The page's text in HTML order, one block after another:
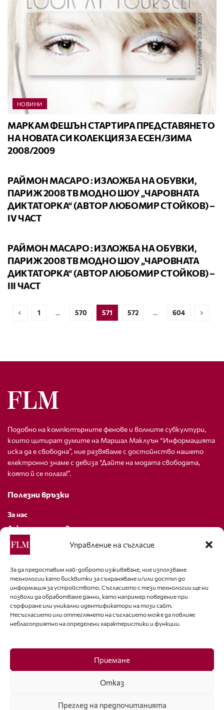
Управление на съгласие
За да предоставим най-доброто изживяване, ние използваме
технологии като бисквитки за съхраняване и/или достъп до
информация за устройството. Съгласието с тези технологии ще ни
позволи да обработваме данни, като например поведение при
сърфиране или уникални идентификатори на този сайт.
Несъгласието или оттеглянето на съгласието може да повлияе
неблагоприятно на определени характеристики и функции.
Приемане
Отказ
Преглед на предпочитанията
НОВИНИ
МАРКАМ ФЕШЪН СТАРТИРА ПРЕДСТАВЯНЕТО
НА НОВАТА СИ КОЛЕКЦИЯ ЗА ЕСЕН/ЗИМА
2008/2009
РАЙМОН МАСАРО : ИЗЛОЖБА НА ОБУВКИ,
ПАРИЖ 2008 ТВ МОДНО ШОУ „ЧАРОВНАТА
ДИКТАТОРКА“ (АВТОР ЛЮБОМИР СТОЙКОВ) –
ІV ЧАСТ
РАЙМОН МАСАРО : ИЗЛОЖБА НА ОБУВКИ,
ПАРИЖ 2008 ТВ МОДНО ШОУ „ЧАРОВНАТА
ДИКТАТОРКА“ (АВТОР ЛЮБОМИР СТОЙКОВ) –
ІІІ ЧАСТ
1 … 570 571 572 … 604
Подобно на компютърните фенове и волните субкултури,
които цитират думите на Маршал Маклуън “Информацията
иска да е свободна”, ние развяваме с достойнство нашето
електронно знаме с девиза “Дайте на модата свободата,
която й се полага!”.
Полезни връзки
За нас
Декларация за поверителност
Политика за бисквитки
За контакти
editor@fashion-lifestyle.net
+359 88 227 33 47
Последвайте ни
Facebook